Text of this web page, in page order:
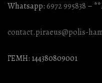
Whatsapp:6972 995838 –
contact.piraeus@polis-
ΓΕΜΗ: 144380809001